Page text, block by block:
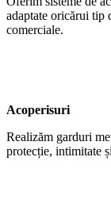
adaptate oricărui tip
comerciale.
Acoperisuri
Realizăm garduri
protecție, intimitate